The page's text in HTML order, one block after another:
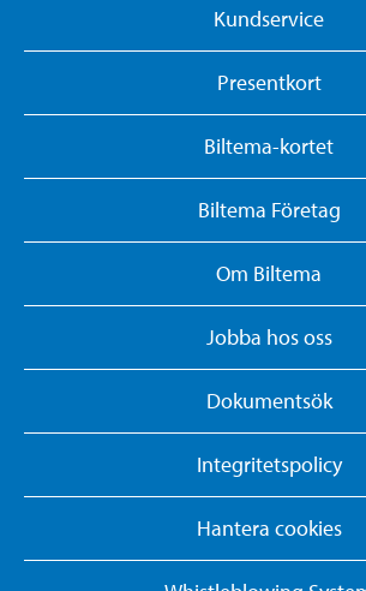
Kundservice
Presentkort
Biltema-kortet
Biltema Företag
Om Biltema
Jobba hos oss
Dokumentsök
Integritetspolicy
Hantera cookies